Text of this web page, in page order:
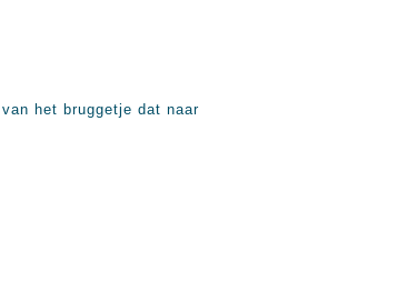
het bruggetje dat naar